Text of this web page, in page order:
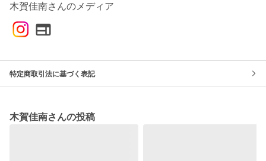
木賀佳南さんのメディア
特定商取引法に基づく表記
木賀佳南さんの投稿